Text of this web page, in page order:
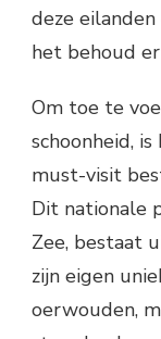
deze
het behoud
Om toe te
schoonheid,
must-visit
Dit nationale
Zee, bestaat
zijn eigen
oerwouden,